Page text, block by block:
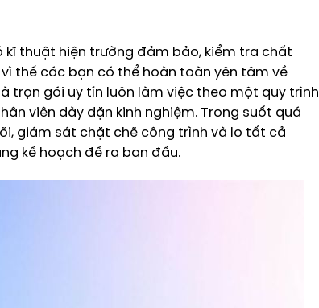
kĩ thuật hiện trường đảm bảo, kiểm tra chất
thế các bạn có thể hoàn toàn yên tâm về
trọn gói uy tín luôn làm việc theo một quy trình
viên dày dặn kinh nghiệm. Trong suốt quá
giám sát chặt chẽ công trình và lo tất cả
kế hoạch đề ra ban đầu.